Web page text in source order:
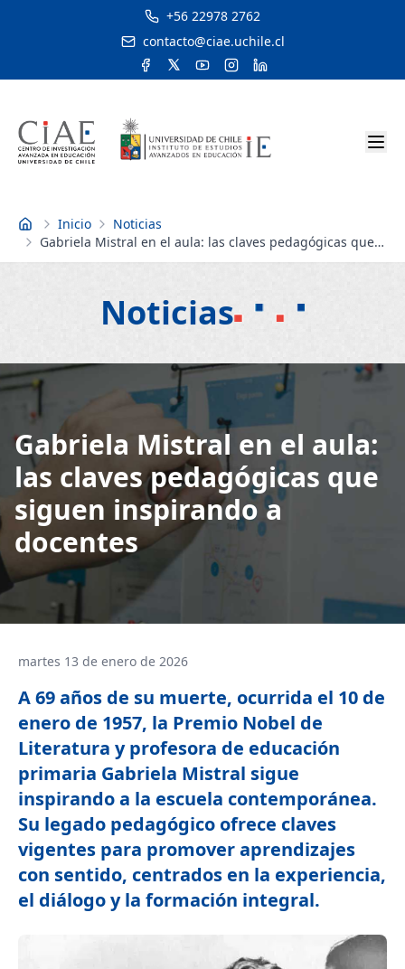
+56 22978 2762
contacto@ciae.uchile.cl
Inicio Inicio
Noticias
Gabriela Mistral en el aula: las claves pedagógicas que
siguen inspirando a docentes
Noticias
Gabriela Mistral en el aula:
las claves pedagógicas que
siguen inspirando a
docentes
martes 13 de enero de 2026
A 69 años de su muerte, ocurrida el 10 de
enero de 1957, la Premio Nobel de
Literatura y profesora de educación
primaria Gabriela Mistral sigue
inspirando a la escuela contemporánea.
Su legado pedagógico ofrece claves
vigentes para promover aprendizajes
con sentido, centrados en la experiencia,
el diálogo y la formación integral.